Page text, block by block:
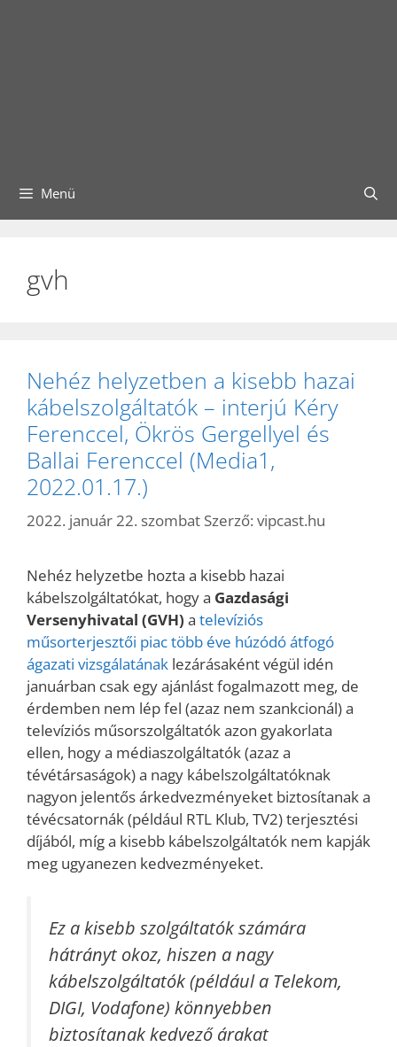
Menü
gvh
Nehéz helyzetben a kisebb hazai
kábelszolgáltatók – interjú Kéry
Ferenccel, Ökrös Gergellyel és
Ballai Ferenccel (Media1,
2022.01.17.)
2022. január 22. szombat Szerző: vipcast.hu
Nehéz helyzetbe hozta a kisebb hazai
kábelszolgáltatókat, hogy a Gazdasági
Versenyhivatal (GVH) a televíziós
műsorterjesztői piac több éve húzódó átfogó
ágazati vizsgálatának lezárásaként végül idén
januárban csak egy ajánlást fogalmazott meg, de
érdemben nem lép fel (azaz nem szankcionál) a
televíziós műsorszolgáltatók azon gyakorlata
ellen, hogy a médiaszolgáltatók (azaz a
tévétársaságok) a nagy kábelszolgáltatóknak
nagyon jelentős árkedvezményeket biztosítanak a
tévécsatornák (például RTL Klub, TV2) terjesztési
díjából, míg a kisebb kábelszolgáltatók nem kapják
meg ugyanezen kedvezményeket.
Ez a kisebb szolgáltatók számára
hátrányt okoz, hiszen a nagy
kábelszolgáltatók (például a Telekom,
DIGI, Vodafone) könnyebben
biztosítanak kedvező árakat